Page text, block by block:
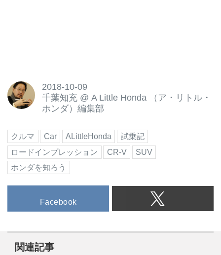
2018-10-09
千葉知充 @ A Little Honda （ア・リトル・
ホンダ）編集部
クルマ Car ALittleHonda
試乗記
ロードインプレッション
CR-V
SUV
ホンダを知ろう
Facebook
関連記事